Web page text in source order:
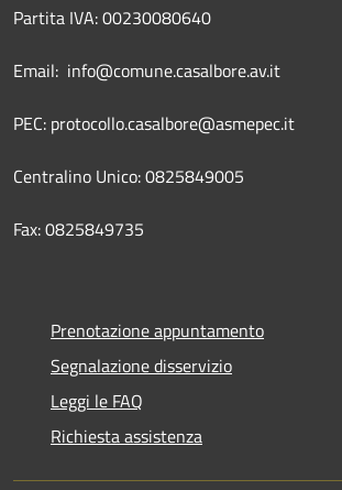
Partita IVA: 00230080640
Email: info@comune.casalbore.av.it
PEC: protocollo.casalbore@asmepec.it
Centralino Unico: 0825849005
Fax: 0825849735
Prenotazione appuntamento
Segnalazione disservizio
Leggi le FAQ
Richiesta assistenza